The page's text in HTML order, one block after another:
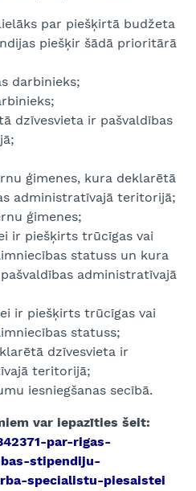
par piešķirtā budžeta
piešķir šādā prioritārā
darbinieks;
dzīvesvieta ir pašvaldības
ģimenes, kura deklarētā
administratīvajā teritorijā;
ģimenes;
ir piešķirts trūcīgas vai
statuss un kura
administratīvajā
ir piešķirts trūcīgas vai
statuss;
dzīvesvieta ir
teritorijā;
iesniegšanas secībā.
var iepazīties šeit:
par-rigas-
stipendiju-
specialistu-piesaistei